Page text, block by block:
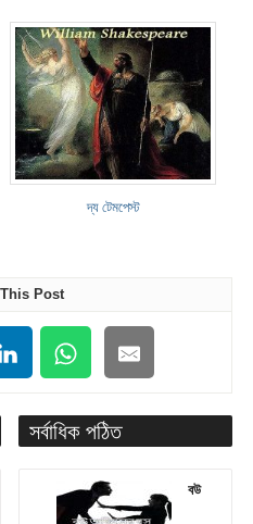
দ্য টেমপেস্ট
Post
সর্বাধিক পঠিত
বউ